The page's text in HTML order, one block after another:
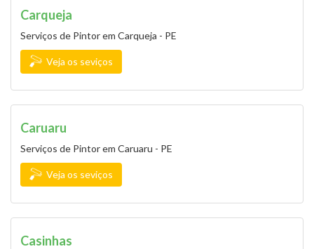
Carqueja
Serviços de Pintor em Carqueja - PE
Veja os seviços
Caruaru
Serviços de Pintor em Caruaru - PE
Veja os seviços
Casinhas